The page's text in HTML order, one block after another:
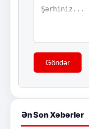
Göndər
Ən Son Xəbərlər